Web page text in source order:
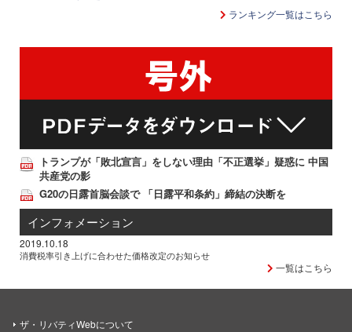
ランキング一覧はこちら
トランプが「敗北宣言」をしない理由「不正選挙」疑惑に 中国
共産党の影
G20の日露首脳会談で 「日露平和条約」締結の決断を
インフォメーション
2019.10.18
消費税率引き上げに合わせた価格改定のお知らせ
一覧はこちら
ザ・リバティWebについて